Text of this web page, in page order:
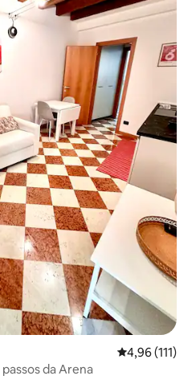
4,96 de uma
4,96 (111)
da Arena